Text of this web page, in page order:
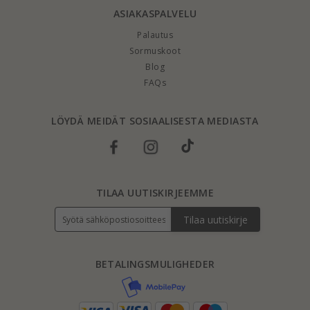
ASIAKASPALVELU
Palautus
Sormuskoot
Blog
FAQs
LÖYDÄ MEIDÄT SOSIAALISESTA MEDIASTA
BETALINGSMULIGHEDER
TILAA UUTISKIRJEEMME
Tilaa uutiskirje